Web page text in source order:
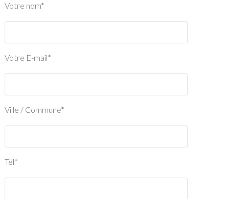
Votre nom*
Votre E-mail*
Ville / Commune*
Tél*